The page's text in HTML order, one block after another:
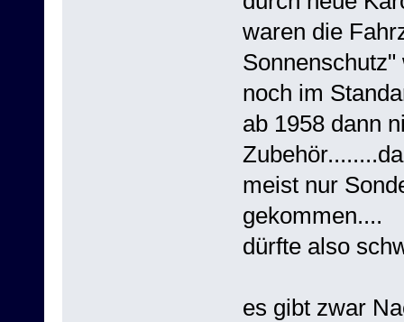
waren die
noch im
ab 1958 dann
meist nur
gekommen....
dürfte also
es gibt zwar